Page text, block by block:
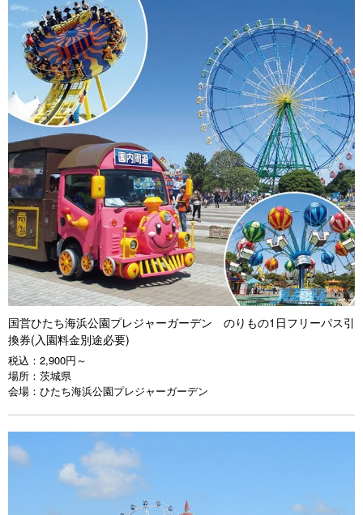
国営ひたち海浜公園プレジャーガーデン のりもの1日フリーパス引
換券(入園料金別途必要)
税込： 2,900円～
場所： 茨城県
会場： ひたち海浜公園プレジャーガーデン